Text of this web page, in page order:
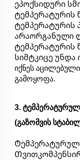
ეპოქსიდური
ტემპერატურის
არაორგანული
ტემპერატურის
სიმტკიცე უნდა
იქნეს
გამოყოფა.
3.
(გაზომვის